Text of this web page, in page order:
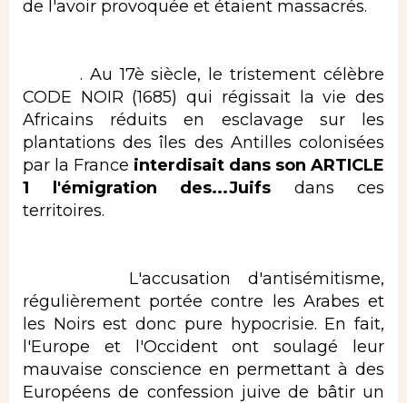
de l'avoir provoquée et étaient massacrés.
. Au 17è siècle, le tristement célèbre
CODE NOIR (1685) qui régissait la vie des
Africains réduits en esclavage sur les
plantations des îles des Antilles colonisées
par la France interdisait dans son ARTICLE
1 l'émigration des...Juifs dans ces
territoires.
L'accusation d'antisémitisme,
régulièrement portée contre les Arabes et
les Noirs est donc pure hypocrisie. En fait,
l'Europe et l'Occident ont soulagé leur
mauvaise conscience en permettant à des
Européens de confession juive de bâtir un